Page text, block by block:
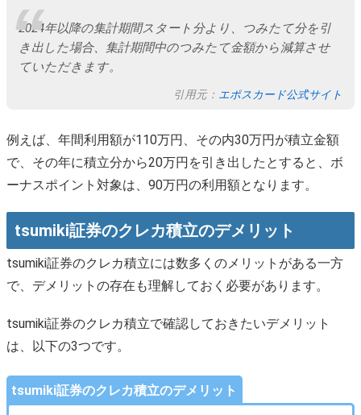
2024年以降の集計期間スタート分より、つみたて分を引
き出した場合、集計期間中のつみたて金額から減算させ
ていただきます。
引用元： エポスカード公式サイト
例えば、年間利用額が110万円、その内30万円が積立金額
で、その年に積立分から20万円を引き出したとすると、ボ
ーナスポイント対象は、90万円の利用額となります。
tsumiki証券のクレカ積立のデメリット
tsumiki証券のクレカ積立には数多くのメリットがある一方
で、デメリットの存在も理解しておく必要があります。
tsumiki証券のクレカ積立で確認しておきたいデメリット
は、以下の3つです。
tsumiki証券のクレカ積立のデメリット